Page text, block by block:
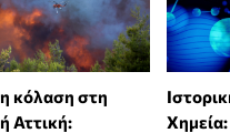
κόλαση στη
Αττική: